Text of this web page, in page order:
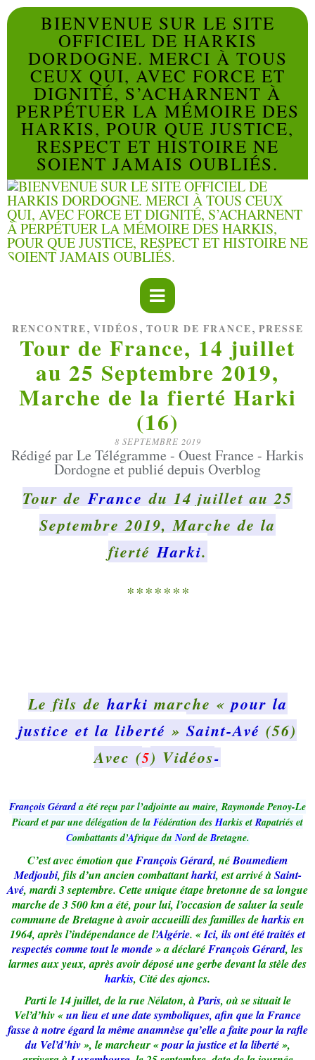
BIENVENUE SUR LE SITE
OFFICIEL DE HARKIS
DORDOGNE. MERCI À TOUS
CEUX QUI, AVEC FORCE ET
DIGNITÉ, S’ACHARNENT À
PERPÉTUER LA MÉMOIRE DES
HARKIS, POUR QUE JUSTICE,
RESPECT ET HISTOIRE NE
SOIENT JAMAIS OUBLIÉS.
RENCONTRE, VIDÉOS , TOUR DE FRANCE, PRESSE
Tour de France, 14 juillet
au 25 Septembre 2019,
Marche de la fierté Harki
(16)
8 SEPTEMBRE 2019
Rédigé par Le Télégramme - Ouest France - Harkis
Dordogne et publié depuis Overblog
Tour deFrance du 14 juillet au 25
Septembre 2019, Marche de la
fiertéHarki.
*******
Le fils deharki marche «pour la
justice et la liberté » Saint-Avé (56)
Avec (5) Vidéos-
François Gérarda été reçu par l’adjointe au maire, Raymonde Penoy-Le
Picard et par une délégation de la Fédération desHarkis etRapatriés et
Combattants d’Afrique duNord deBretagne.
C’est avec émotion queFrançois Gérard, néBoumediem
Medjoubi, fils d’un ancien combattantharki, est arrivé à Saint-
Avé, mardi 3 septembre. Cette unique étape bretonne de sa longue
marche de 3 500 km a été, pour lui, l’occasion de saluer la seule
commune de Bretagne à avoir accueilli des familles de harkisen
1964, après l’indépendance de l’Algérie. «Ici, ils ont été traités et
respectés comme tout le monde» a déclaréFrançois Gérard, les
larmes aux yeux, après avoir déposé une gerbe devant la stèle des
harkis, Cité des ajoncs.
Parti le 14 juillet, de la rue Nélaton, àParis, où se situait le
Vel’d’hiv «un lieu et une date symboliques, afin que la France
fasse à notre égard la même anamnèse qu’elle a faite pour la rafle
du Vel’d’hiv», le marcheur «pour la justice et la liberté »,